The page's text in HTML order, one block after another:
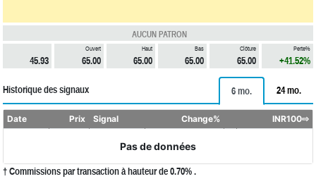
AUCUN PATRON
45.93
Ouvert
65.00
Haut
65.00
Bas
65.00
Clôture
65.00
Perte%
+41.52%
Historique des signaux 6 mo. 24 mo.
Date Prix Signal Change% INR100⇨
Pas de données
† Commissions par transaction à hauteur de 0.70% .